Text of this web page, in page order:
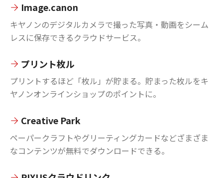
Image.canon
キヤノンのデジタルカメラで撮った写真・動画をシーム
レスに保存できるクラウドサービス。
プリント枚ル
プリントするほど「枚ル」が貯まる。貯まった枚ルをキ
ヤノンオンラインショップのポイントに。
Creative Park
ペーパークラフトやグリーティングカードなどざまざま
なコンテンツが無料でダウンロードできる。